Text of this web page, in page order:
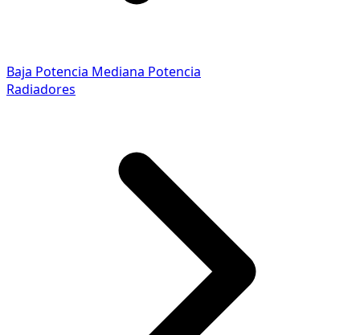
Baja Potencia Mediana Potencia
Radiadores